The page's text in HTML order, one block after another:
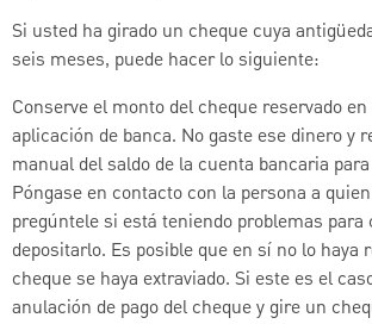
Si usted ha girado un cheque cuya
seis meses, puede hacer lo siguiente:
Conserve el monto del cheque reservado
aplicación de banca. No gaste ese dinero y
manual del saldo de la cuenta bancaria
Póngase en contacto con la persona a
pregúntele si está teniendo problemas para
depositarlo. Es posible que en sí no lo haya
cheque se haya extraviado. Si este es el
anulación de pago del cheque y gire un